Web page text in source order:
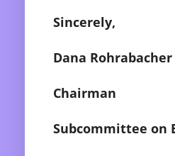
Sincerely,
Dana Rohrabacher
Chairman
Subcommittee on